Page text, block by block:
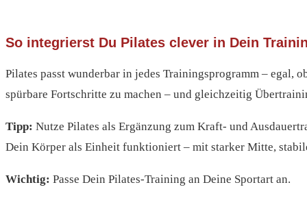
So integrierst Du Pilates clever in Dein
Pilates passt wunderbar in jedes Trainingsprogramm – egal,
spürbare Fortschritte zu machen – und gleichzeitig
Tipp: Nutze Pilates als Ergänzung zum Kraft- und
Dein Körper als Einheit funktioniert – mit starker Mitte,
Wichtig: Passe Dein Pilates-Training an Deine Sportart an.